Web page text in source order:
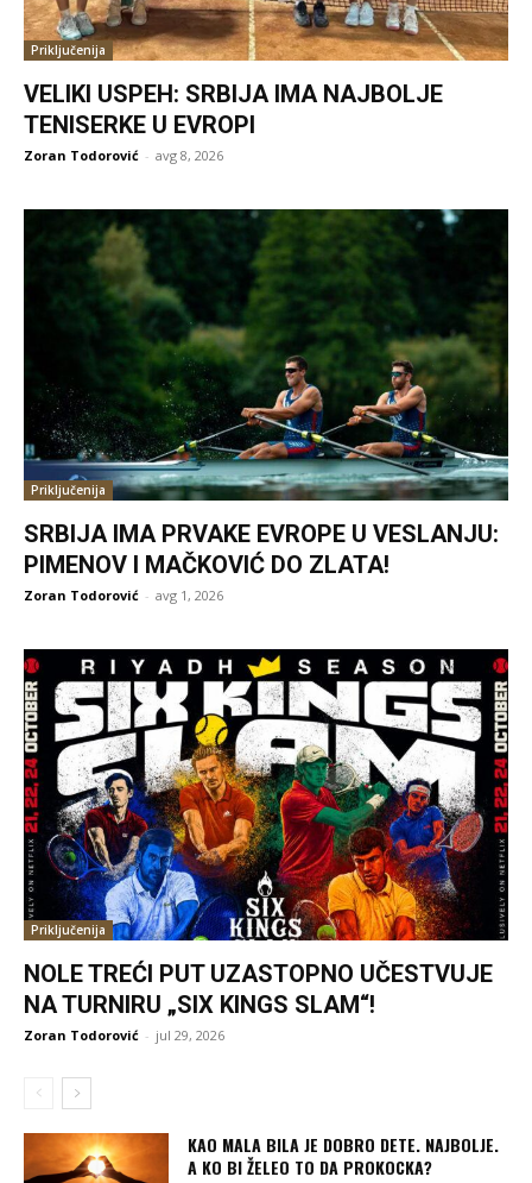
Priključenija
VELIKI USPEH: SRBIJA IMA NAJBOLJE
TENISERKE U EVROPI
Zoran Todorović - avg 8, 2026
Priključenija
SRBIJA IMA PRVAKE EVROPE U VESLANJU:
PIMENOV I MAČKOVIĆ DO ZLATA!
Zoran Todorović - avg 1, 2026
Priključenija
NOLE TREĆI PUT UZASTOPNO UČESTVUJE
NA TURNIRU „SIX KINGS SLAM“!
Zoran Todorović - jul 29, 2026
KAO MALA BILA JE DOBRO DETE. NAJBOLJE.
A KO BI ŽELEO TO DA PROKOCKA?